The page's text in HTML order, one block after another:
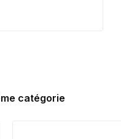
catégorie